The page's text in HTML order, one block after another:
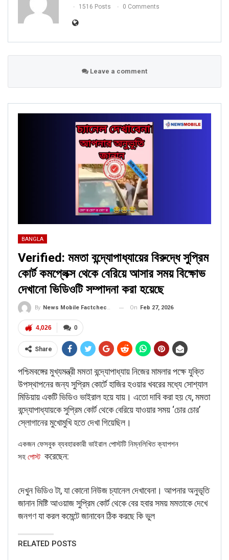
1516 Posts 0 Comments
Leave a comment
BANGLA
Verified: মমতা বন্দ্যোপাধ্যায়ের বিরুদ্ধে সুপ্রিম
কোর্ট কমপ্লেক্স থেকে বেরিয়ে আসার সময় বিক্ষোভ
দেখানো ভিডিওটি সম্পাদনা করা হয়েছে
By News Mobile Factcheck Bureau On Feb 27, 2026
0
4,026
Share
পশ্চিমবঙ্গের মুখ্যমন্ত্রী মমতা বন্দ্যোপাধ্যায় নিজের মামলার পক্ষে যুক্তি
উপস্থাপনের জন্য সুপ্রিম কোর্টে হাজির হওয়ার খবরের মধ্যে সোশ্যাল
মিডিয়ায় একটি ভিডিও ভাইরাল হয়ে যায়। এতো দাবি করা হয় যে, মমতা
বন্দ্যোপাধ্যায়কে সুপ্রিম কোর্ট থেকে বেরিয়ে যাওয়ার সময় ‘চোর চোর’
স্লোগানের মুখোমুখি হতে দেখা গিয়েছিল।
একজন ফেসবুক ব্যবহারকারী ভাইরাল পোস্টটি নিম্নলিখিত ক্যাপশন
সহ পোস্ট করেছেন:
দেখুন ভিডিও টা, যা কোনো নিউজ চ্যানেল দেখাবেনা। আপনার অনুভূতি
জানান মিষ্টি আওয়াজ সুপ্রিম কোর্ট থেকে বের হবার সময় মমতাকে দেখে
জনগণ যা করল কমেন্টে জানাবেন ঠিক করছে কি ভুল
RELATED POSTS